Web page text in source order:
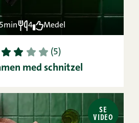
4 Medel
2 3 4 5 (5)
med schnitzel
SE
VIDEO